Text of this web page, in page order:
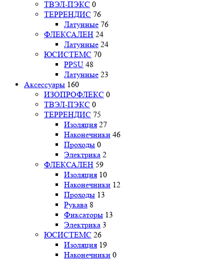
ТВЭЛ-ПЭКС 0
ТЕРРЕНДИС 76
Латунные 76
ФЛЕКСАЛЕН 24
Латунные 24
ЮСИСТЕМС 70
PPSU 48
Латунные 23
Аксессуары 160
ИЗОПРОФЛЕКС 0
ТВЭЛ-ПЭКС 0
ТЕРРЕНДИС 75
Изоляция 27
Наконечники 46
Проходы 0
Электрика 2
ФЛЕКСАЛЕН 59
Изоляция 10
Наконечники 12
Проходы 13
Рукава 8
Фиксаторы 13
Электрика 3
ЮСИСТЕМС 26
Изоляция 19
Наконечники 0